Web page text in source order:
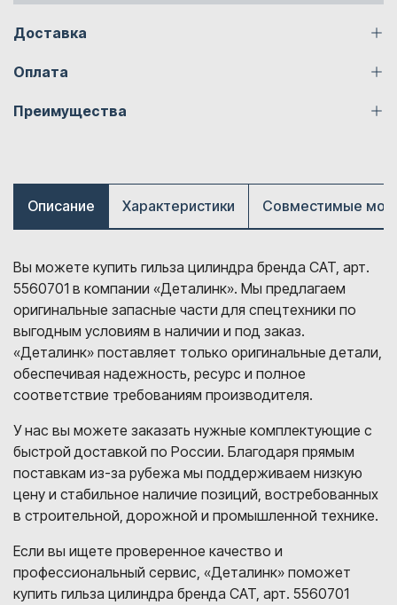
Доставка
Оплата
Преимущества
Описание Характеристики Совместимые
Вы можете купить гильза цилиндра бренда CAT, арт.
5560701 в компании «Деталинк». Мы предлагаем
оригинальные запасные части для спецтехники по
выгодным условиям в наличии и под заказ.
«Деталинк» поставляет только оригинальные детали,
обеспечивая надежность, ресурс и полное
соответствие требованиям производителя.
У нас вы можете заказать нужные комплектующие с
быстрой доставкой по России. Благодаря прямым
поставкам из-за рубежа мы поддерживаем низкую
цену и стабильное наличие позиций, востребованных
в строительной, дорожной и промышленной технике.
Если вы ищете проверенное качество и
профессиональный сервис, «Деталинк» поможет
купить гильза цилиндра бренда CAT, арт. 5560701